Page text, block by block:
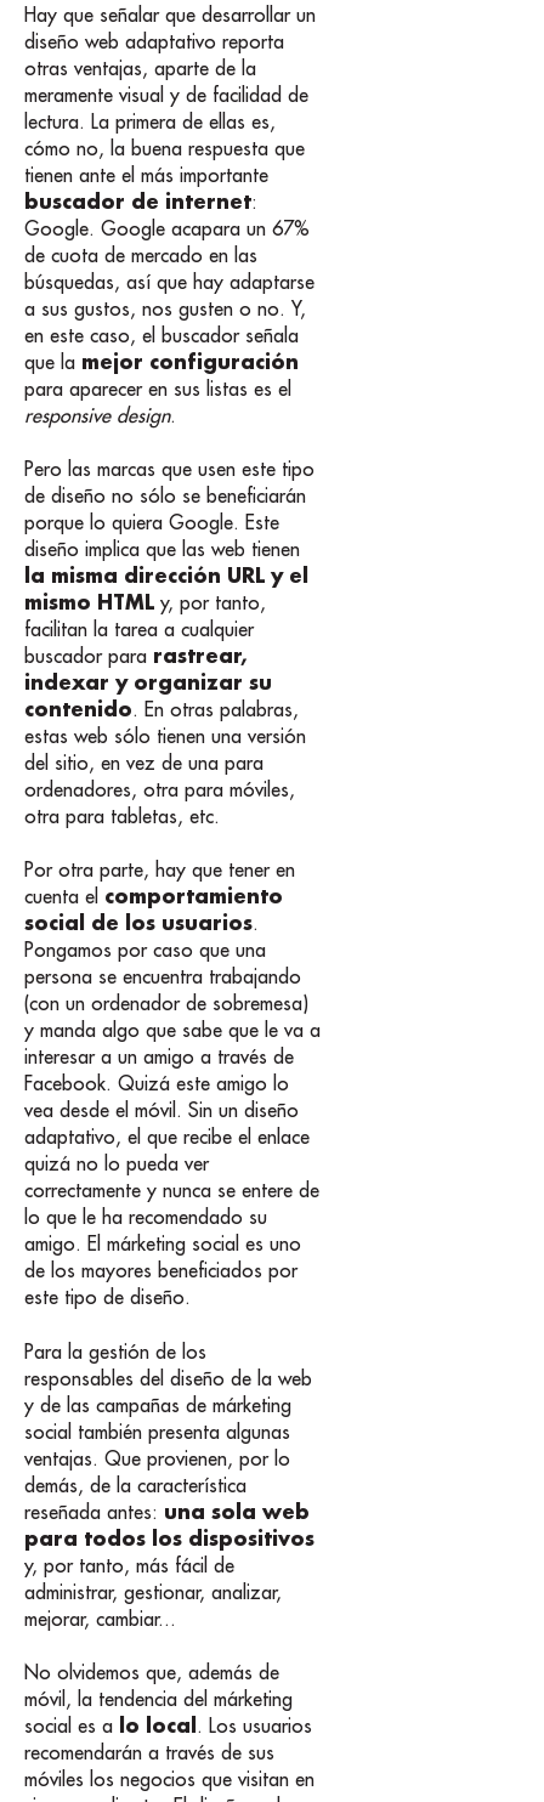
Hay que señalar que desarrollar un
diseño web adaptativo reporta
otras ventajas, aparte de la
meramente visual y de facilidad de
lectura. La primera de ellas es,
cómo no, la buena respuesta que
tienen ante el más importante
buscador de internet:
Google. Google acapara un 67%
de cuota de mercado en las
búsquedas, así que hay adaptarse
a sus gustos, nos gusten o no. Y,
en este caso, el buscador señala
que la mejor configuración
para aparecer en sus listas es el
responsive design.
Pero las marcas que usen este tipo
de diseño no sólo se beneficiarán
porque lo quiera Google. Este
diseño implica que las web tienen
la misma dirección URL y el
mismo HTML y, por tanto,
facilitan la tarea a cualquier
buscador para rastrear,
indexar y organizar su
contenido. En otras palabras,
estas web sólo tienen una versión
del sitio, en vez de una para
ordenadores, otra para móviles,
otra para tabletas, etc.
Por otra parte, hay que tener en
cuenta el comportamiento
social de los usuarios.
Pongamos por caso que una
persona se encuentra trabajando
(con un ordenador de sobremesa)
y manda algo que sabe que le va a
interesar a un amigo a través de
Facebook. Quizá este amigo lo
vea desde el móvil. Sin un diseño
adaptativo, el que recibe el enlace
quizá no lo pueda ver
correctamente y nunca se entere de
lo que le ha recomendado su
amigo. El márketing social es uno
de los mayores beneficiados por
este tipo de diseño.
Para la gestión de los
responsables del diseño de la web
y de las campañas de márketing
social también presenta algunas
ventajas. Que provienen, por lo
demás, de la característica
reseñada antes: una sola web
para todos los dispositivos
y, por tanto, más fácil de
administrar, gestionar, analizar,
mejorar, cambiar...
No olvidemos que, además de
móvil, la tendencia del márketing
social es a lo local . Los usuarios
recomendarán a través de sus
móviles los negocios que visitan en